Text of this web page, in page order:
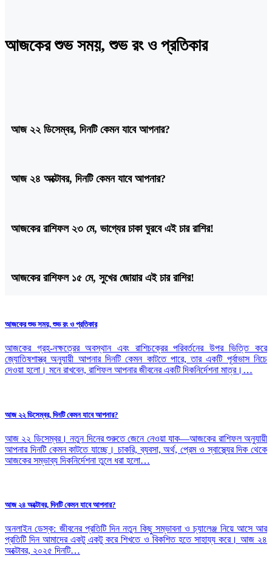
আজকের শুভ সময়, শুভ রং ও প্রতিকার
আজ ২২ ডিসেম্বর, দিনটি কেমন যাবে আপনার?
আজ ২৪ অক্টোবর, দিনটি কেমন যাবে আপনার?
আজকের রাশিফল ২৩ মে, ভাগ্যের চাকা ঘুরবে এই চার রাশির!
আজকের রাশিফল ১৫ মে, সুখের জোয়ার এই চার রাশির!
আজকের শুভ সময়, শুভ রং ও প্রতিকার
আজকের গ্রহ-নক্ষত্রের অবস্থান এবং রাশিচক্রের পরিবর্তনের উপর ভিত্তি করে
জ্যোতিষশাস্ত্র অনুযায়ী আপনার দিনটি কেমন কাটতে পারে, তার একটি পূর্বাভাস নিচে
দেওয়া হলো। মনে রাখবেন, রাশিফল আপনার জীবনের একটি দিকনির্দেশনা মাত্র।…
আজ ২২ ডিসেম্বর, দিনটি কেমন যাবে আপনার?
আজ ২২ ডিসেম্বর। নতুন দিনের শুরুতে জেনে নেওয়া যাক—আজকের রাশিফল অনুযায়ী
আপনার দিনটি কেমন কাটতে যাচ্ছে। চাকরি, ব্যবসা, অর্থ, প্রেম ও স্বাস্থ্যের দিক থেকে
আজকের সম্ভাব্য দিকনির্দেশনা তুলে ধরা হলো…
আজ ২৪ অক্টোবর, দিনটি কেমন যাবে আপনার?
অনলাইন ডেস্ক: জীবনের প্রতিটি দিন নতুন কিছু সম্ভাবনা ও চ্যালেঞ্জ নিয়ে আসে আর
প্রতিটি দিন আমাদের একটু একটু করে শিখতে ও বিকশিত হতে সাহায্য করে। আজ ২৪
অক্টোবর, ২০২৫ দিনটি…